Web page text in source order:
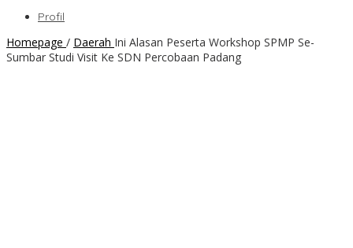
Profil
Homepage / Daerah Ini Alasan Peserta Workshop SPMP Se-
Sumbar Studi Visit Ke SDN Percobaan Padang